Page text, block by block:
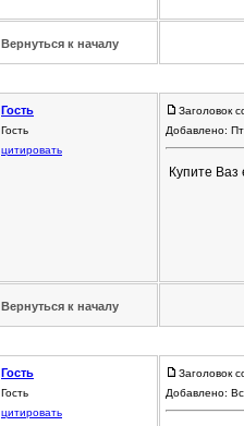
Вернуться к началу
Гость
Гость
цитировать
Заголовок
Добавлено:
Купите Ваз
Вернуться к началу
Гость
Гость
цитировать
Заголовок
Добавлено: